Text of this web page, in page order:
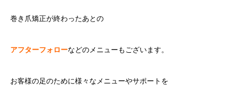
巻き爪矯正が終わったあとの
アフターフォローなどのメニューもございます。
お客様の足のために様々なメニューやサポートを